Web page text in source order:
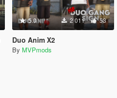
5.0 2 011 53
Duo Anim X2
By MVPmods